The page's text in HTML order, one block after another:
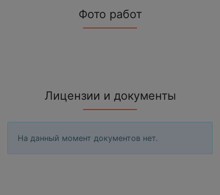
Фото работ
Лицензии и документы
На данный момент документов нет.